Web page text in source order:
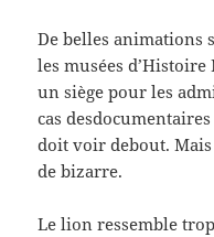
De belles animations
les musées
un siège pour les
cas
doit voir debout.
de bizarre.
Le lion ressemble